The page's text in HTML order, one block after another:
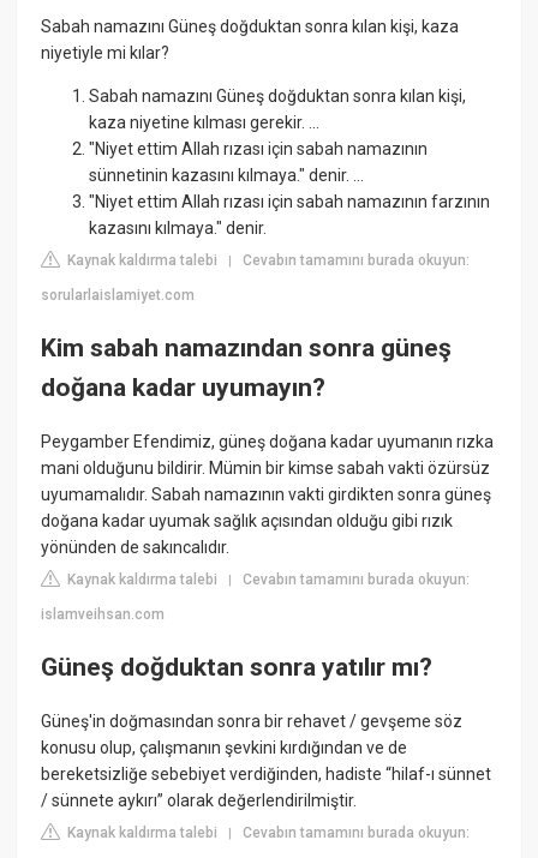
Sabah namazını Güneş doğduktan sonra kılan kişi, kaza
niyetiyle mi kılar?
Sabah namazını Güneş doğduktan sonra kılan kişi,
kaza niyetine kılması gerekir. ...
"Niyet ettim Allah rızası için sabah namazının
sünnetinin kazasını kılmaya." denir. ...
"Niyet ettim Allah rızası için sabah namazının farzının
kazasını kılmaya." denir.
Kaynak kaldırma talebi |Cevabın tamamını burada okuyun:
sorularlaislamiyet.com
Kim sabah namazından sonra güneş
doğana kadar uyumayın?
Peygamber Efendimiz, güneş doğana kadar uyumanın rızka
mani olduğunu bildirir. Mümin bir kimse sabah vakti özürsüz
uyumamalıdır. Sabah namazının vakti girdikten sonra güneş
doğana kadar uyumak sağlık açısından olduğu gibi rızık
yönünden de sakıncalıdır.
Kaynak kaldırma talebi |Cevabın tamamını burada okuyun:
islamveihsan.com
Güneş doğduktan sonra yatılır mı?
Güneş'in doğmasından sonra bir rehavet / gevşeme söz
konusu olup, çalışmanın şevkini kırdığından ve de
bereketsizliğe sebebiyet verdiğinden, hadiste “hilaf-ı sünnet
/ sünnete aykırı” olarak değerlendirilmiştir.
Kaynak kaldırma talebi |Cevabın tamamını burada okuyun: